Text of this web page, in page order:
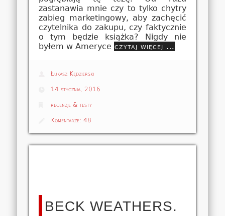
zastanawia mnie czy to tylko chytry
zabieg marketingowy, aby zachęcić
czytelnika do zakupu, czy faktycznie
o tym będzie książka? Nigdy nie
byłem w Ameryce czytaj więcej …
Łukasz Kędzierski
14 stycznia, 2016
recenzje & testy
Komentarze:48
BECK WEATHERS.